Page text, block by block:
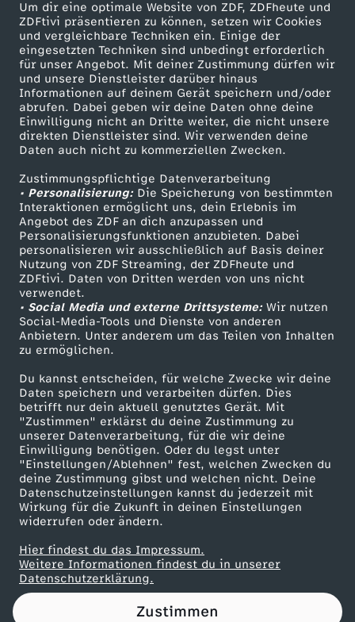
Um dir eine optimale Website von ZDF, ZDFheute und
ZDFtivi präsentieren zu können, setzen wir Cookies
und vergleichbare Techniken ein. Einige der
eingesetzten Techniken sind unbedingt erforderlich
für unser Angebot. Mit deiner Zustimmung dürfen wir
und unsere Dienstleister darüber hinaus
Informationen auf deinem Gerät speichern und/oder
abrufen. Dabei geben wir deine Daten ohne deine
Einwilligung nicht an Dritte weiter, die nicht unsere
direkten Dienstleister sind. Wir verwenden deine
Daten auch nicht zu kommerziellen Zwecken.
Zustimmungspflichtige Datenverarbeitung
• Personalisierung:Die Speicherung von bestimmten
Interaktionen ermöglicht uns, dein Erlebnis im
Angebot des ZDF an dich anzupassen und
Personalisierungsfunktionen anzubieten. Dabei
personalisieren wir ausschließlich auf Basis deiner
Nutzung von ZDF Streaming, der ZDFheute und
ZDFtivi. Daten von Dritten werden von uns nicht
verwendet.
• Social Media und externe Drittsysteme:Wir nutzen
Social-Media-Tools und Dienste von anderen
Anbietern. Unter anderem um das Teilen von Inhalten
zu ermöglichen.
Du kannst entscheiden, für welche Zwecke wir deine
Daten speichern und verarbeiten dürfen. Dies
betrifft nur dein aktuell genutztes Gerät. Mit
"Zustimmen" erklärst du deine Zustimmung zu
unserer Datenverarbeitung, für die wir deine
Einwilligung benötigen. Oder du legst unter
"Einstellungen/Ablehnen" fest, welchen Zwecken du
deine Zustimmung gibst und welchen nicht. Deine
Datenschutzeinstellungen kannst du jederzeit mit
Wirkung für die Zukunft in deinen Einstellungen
widerrufen oder ändern.
Hier findest du das Impressum.
Weitere Informationen findest du in unserer
Datenschutzerklärung.
Zustimmen
n
k
e
z
u
a
k
t
u
e
l
l
e
n
T
h
Mehr ZDF
ZDF-Apps
Smart TV
ZDFtext
Livestreams
Sendungen A-Z
TV-Programm
Service
ZDFmitreden
Kontakt zum ZDF
Tickets
Zuschauerservice
Hilfe
ZDF Unternehmen
Karriere
ZDF goes Schule
Werbefernsehen
Mainzelmännchen
Partner